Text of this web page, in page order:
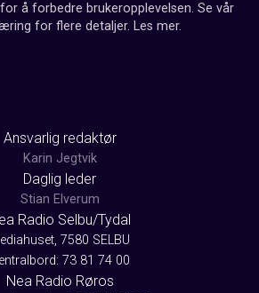
å forbedre brukeropplevelsen. Se vår
for flere detaljer. Les mer.
Ansvarlig redaktør
Karin Jegtvik
Daglig leder
Stian Elverum
Radio Selbu/Tydal
7580 SELBU
73 81 74 00
Nea Radio Røros